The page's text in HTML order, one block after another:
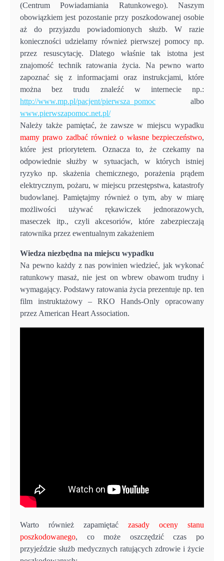
(Centrum Powiadamiania Ratunkowego). Naszym
obowiązkiem jest pozostanie przy poszkodowanej osobie
aż do przyjazdu powiadomionych służb. W razie
konieczności udzielamy również pierwszej pomocy np.
przez resuscytację. Dlatego właśnie tak istotna jest
znajomość technik ratowania życia. Na pewno warto
zapoznać się z informacjami oraz instrukcjami, które
można bez trudu znaleźć w internecie np.:
http://www.mp.pl/pacjent/pierwsza_pomoc albo
www.pierwszapomoc.net.pl/
Należy także pamiętać, że zawsze w miejscu wypadku
mamy prawo zadbać również o własne bezpieczeństwo,
które jest priorytetem. Oznacza to, że czekamy na
odpowiednie służby w sytuacjach, w których istniej
ryzyko np. skażenia chemicznego, porażenia prądem
elektrycznym, pożaru, w miejscu przestępstwa, katastrofy
budowlanej. Pamiętajmy również o tym, aby w miarę
możliwości używać rękawiczek jednorazowych,
maseczek itp., czyli akcesoriów, które zabezpieczają
ratownika przez ewentualnym zakażeniem
Wiedza niezbędna na miejscu wypadku
Na pewno każdy z nas powinien wiedzieć, jak wykonać
ratunkowy masaż, nie jest on wbrew obawom trudny i
wymagający. Podstawy ratowania życia prezentuje np. ten
film instruktażowy – RKO Hands-Only opracowany
przez American Heart Association.
Warto również zapamiętać zasady oceny stanu
poszkodowanego, co może oszczędzić czas po
przyjeździe służb medycznych ratujących zdrowie i życie